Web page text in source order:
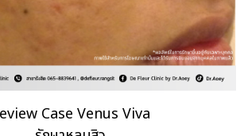
Case Venus Viva